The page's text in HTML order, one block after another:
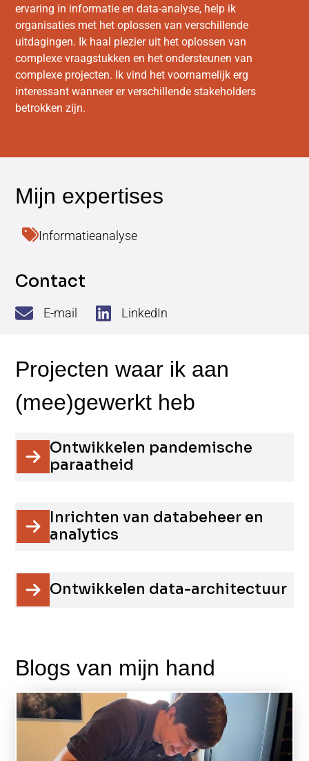
ervaring in informatie en data-analyse, help ik
organisaties met het oplossen van verschillende
uitdagingen. Ik haal plezier uit het oplossen van
complexe vraagstukken en het ondersteunen van
complexe projecten. Ik vind het voornamelijk erg
interessant wanneer er verschillende stakeholders
betrokken zijn.
Informatieanalyse
Contact
E-mail LinkedIn
Ontwikkelen pandemische
paraatheid
Inrichten van databeheer en
analytics
Ontwikkelen data-architectuur